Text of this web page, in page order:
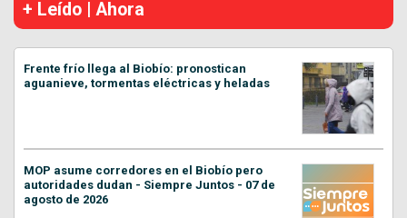
+ Leído | Ahora
Frente frío llega al Biobío: pronostican
aguanieve, tormentas eléctricas y heladas
MOP asume corredores en el Biobío pero
autoridades dudan - Siempre Juntos - 07 de
agosto de 2026